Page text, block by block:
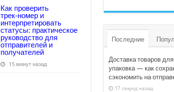
Как проверить
трек‑номер и
интерпретировать
статусы: практическое
руководство для
отправителей и
получателей
15 минут назад
Последние
Доставка товаров
упаковка — как
сэкономить на
17 секунд назад